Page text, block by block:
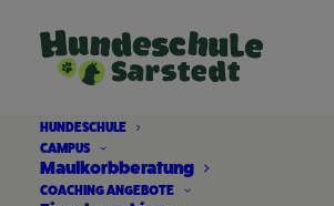
HUNDESCHULE
CAMPUS
Maulkorbberatung
COACHING ANGEBOTE